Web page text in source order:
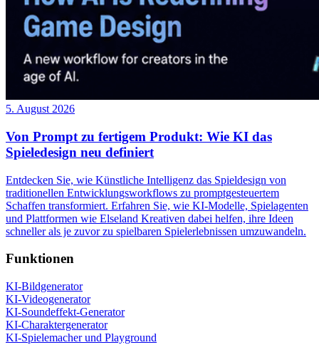
5. August 2026
Von Prompt zu fertigem Produkt: Wie KI das
Spieledesign neu definiert
Entdecken Sie, wie Künstliche Intelligenz das Spieldesign von
traditionellen Entwicklungsworkflows zu promptgesteuertem
Schaffen transformiert. Erfahren Sie, wie KI-Modelle, Spielagenten
und Plattformen wie Elseland Kreativen dabei helfen, ihre Ideen
schneller als je zuvor zu spielbaren Spielerlebnissen umzuwandeln.
Funktionen
KI-Bildgenerator
KI-Videogenerator
KI-Soundeffekt-Generator
KI-Charaktergenerator
KI-Spielemacher und Playground